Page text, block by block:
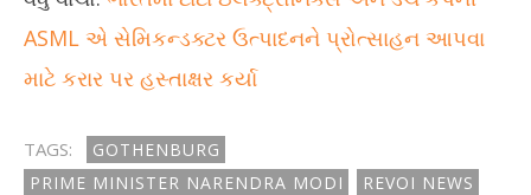
ASML એ સેમિકન્ડક્ટર ઉત્પાદનને પ્રોત્સાહન આપવા
માટે કરાર પર હસ્તાક્ષર કર્યા
TAGS:
GOTHENBURG
PRIME MINISTER NARENDRA MODI
REVOI NEWS